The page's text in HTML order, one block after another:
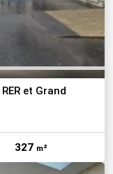
et Grand
327 m²